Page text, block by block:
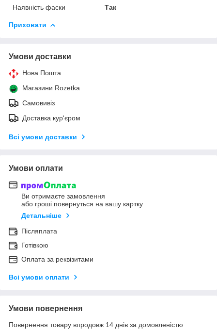
Наявність фаски
Так
Приховати
Умови доставки
Нова Пошта
Магазини Rozetka
Самовивіз
Доставка кур'єром
Всі умови доставки
Умови оплати
Ви отримаєте замовлення
або гроші повернуться на вашу картку
Детальніше
Післяплата
Готівкою
Оплата за реквізитами
Всі умови оплати
Умови повернення
Повернення товару впродовж 14 днів за домовленістю